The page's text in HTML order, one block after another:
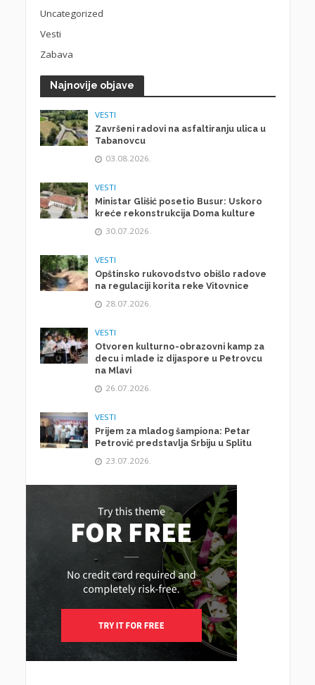
Uncategorized
Vesti
Zabava
Najnovije objave
VESTI
Završeni radovi na asfaltiranju ulica u
Tabanovcu
03.08.2026.
VESTI
Ministar Glišić posetio Busur: Uskoro
kreće rekonstrukcija Doma kulture
30.07.2026.
VESTI
Opštinsko rukovodstvo obišlo radove
na regulaciji korita reke Vitovnice
28.07.2026.
VESTI
Otvoren kulturno-obrazovni kamp za
decu i mlade iz dijaspore u Petrovcu
na Mlavi
26.07.2026.
VESTI
Prijem za mladog šampiona: Petar
Petrović predstavlja Srbiju u Splitu
23.07.2026.